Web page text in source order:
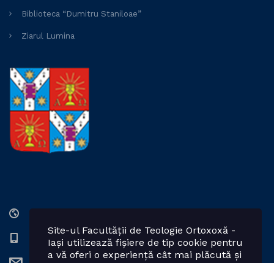
Biblioteca “Dumitru Staniloae”
Ziarul Lumina
0232 201328; 0232 201102 int. 2424, 2423, 2425
Site-ul Facultății de Teologie Ortoxoxă -
Iași utilizează fișiere de tip cookie pentru
a vă oferi o experiență cât mai plăcută și